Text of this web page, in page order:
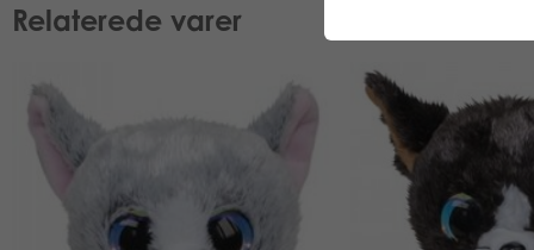
Relaterede varer